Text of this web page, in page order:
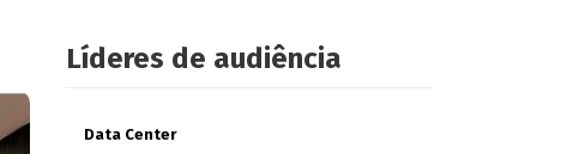
Líderes de audiência
Data Center